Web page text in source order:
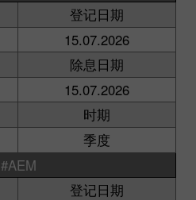
登记日期
15.07.2026
除息日期
15.07.2026
时期
季度
#AEM
登记日期